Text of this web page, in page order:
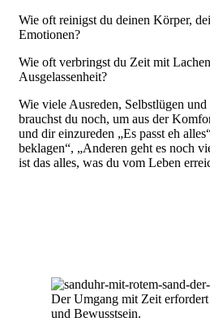
Wie oft reinigst du deinen Körper,
Emotionen?
Wie oft verbringst du Zeit mit
Ausgelassenheit?
Wie viele Ausreden, Selbstlügen und
brauchst du noch, um aus der
und dir einzureden „Es passt eh
beklagen“, „Anderen geht es noch
ist das alles, was du vom Leben
Der Umgang mit Zeit
und Bewusstsein.